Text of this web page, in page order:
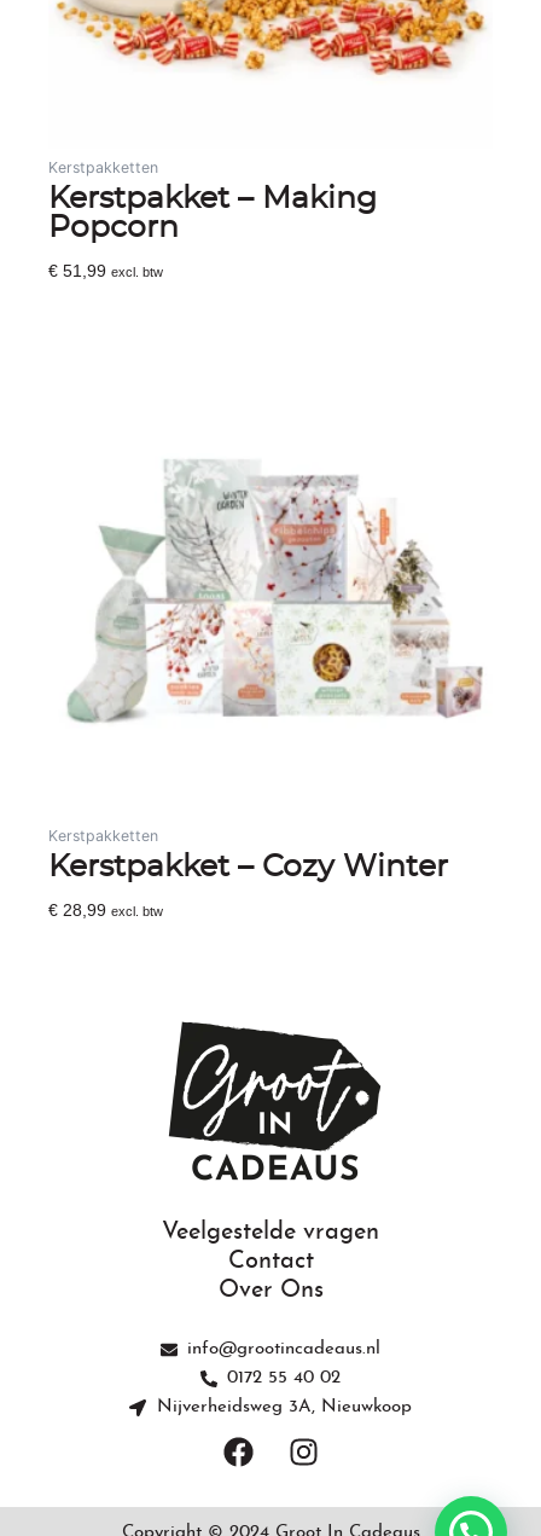
Kerstpakketten
Kerstpakket – Making
Popcorn
€ 51,99 excl. btw
Kerstpakketten
Kerstpakket – Cozy Winter
€ 28,99 excl. btw
Veelgestelde vragen
Contact
Over Ons
info@grootincadeaus.nl
0172 55 40 02
Nijverheidsweg 3A, Nieuwkoop
F
a
e
I
n
t